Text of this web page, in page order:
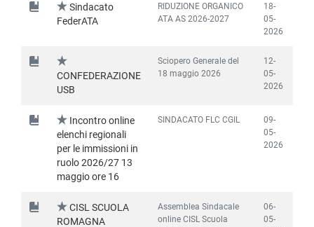
Sindacato
FederATA
RIDUZIONE ORGANICO
ATA AS 2026-2027
18-
05-
2026
CONFEDERAZIONE
USB
Sciopero Generale del
18 maggio 2026
12-
05-
2026
Incontro online
elenchi regionali
per le immissioni in
ruolo 2026/27 13
maggio ore 16
SINDACATO FLC CGIL
09-
05-
2026
CISL SCUOLA
ROMAGNA
Assemblea Sindacale
online CISL Scuola
06-
05-